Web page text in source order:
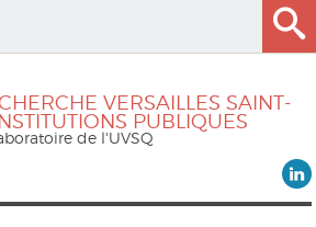
VERSAILLES SAINT-
PUBLIQUES
de l'UVSQ